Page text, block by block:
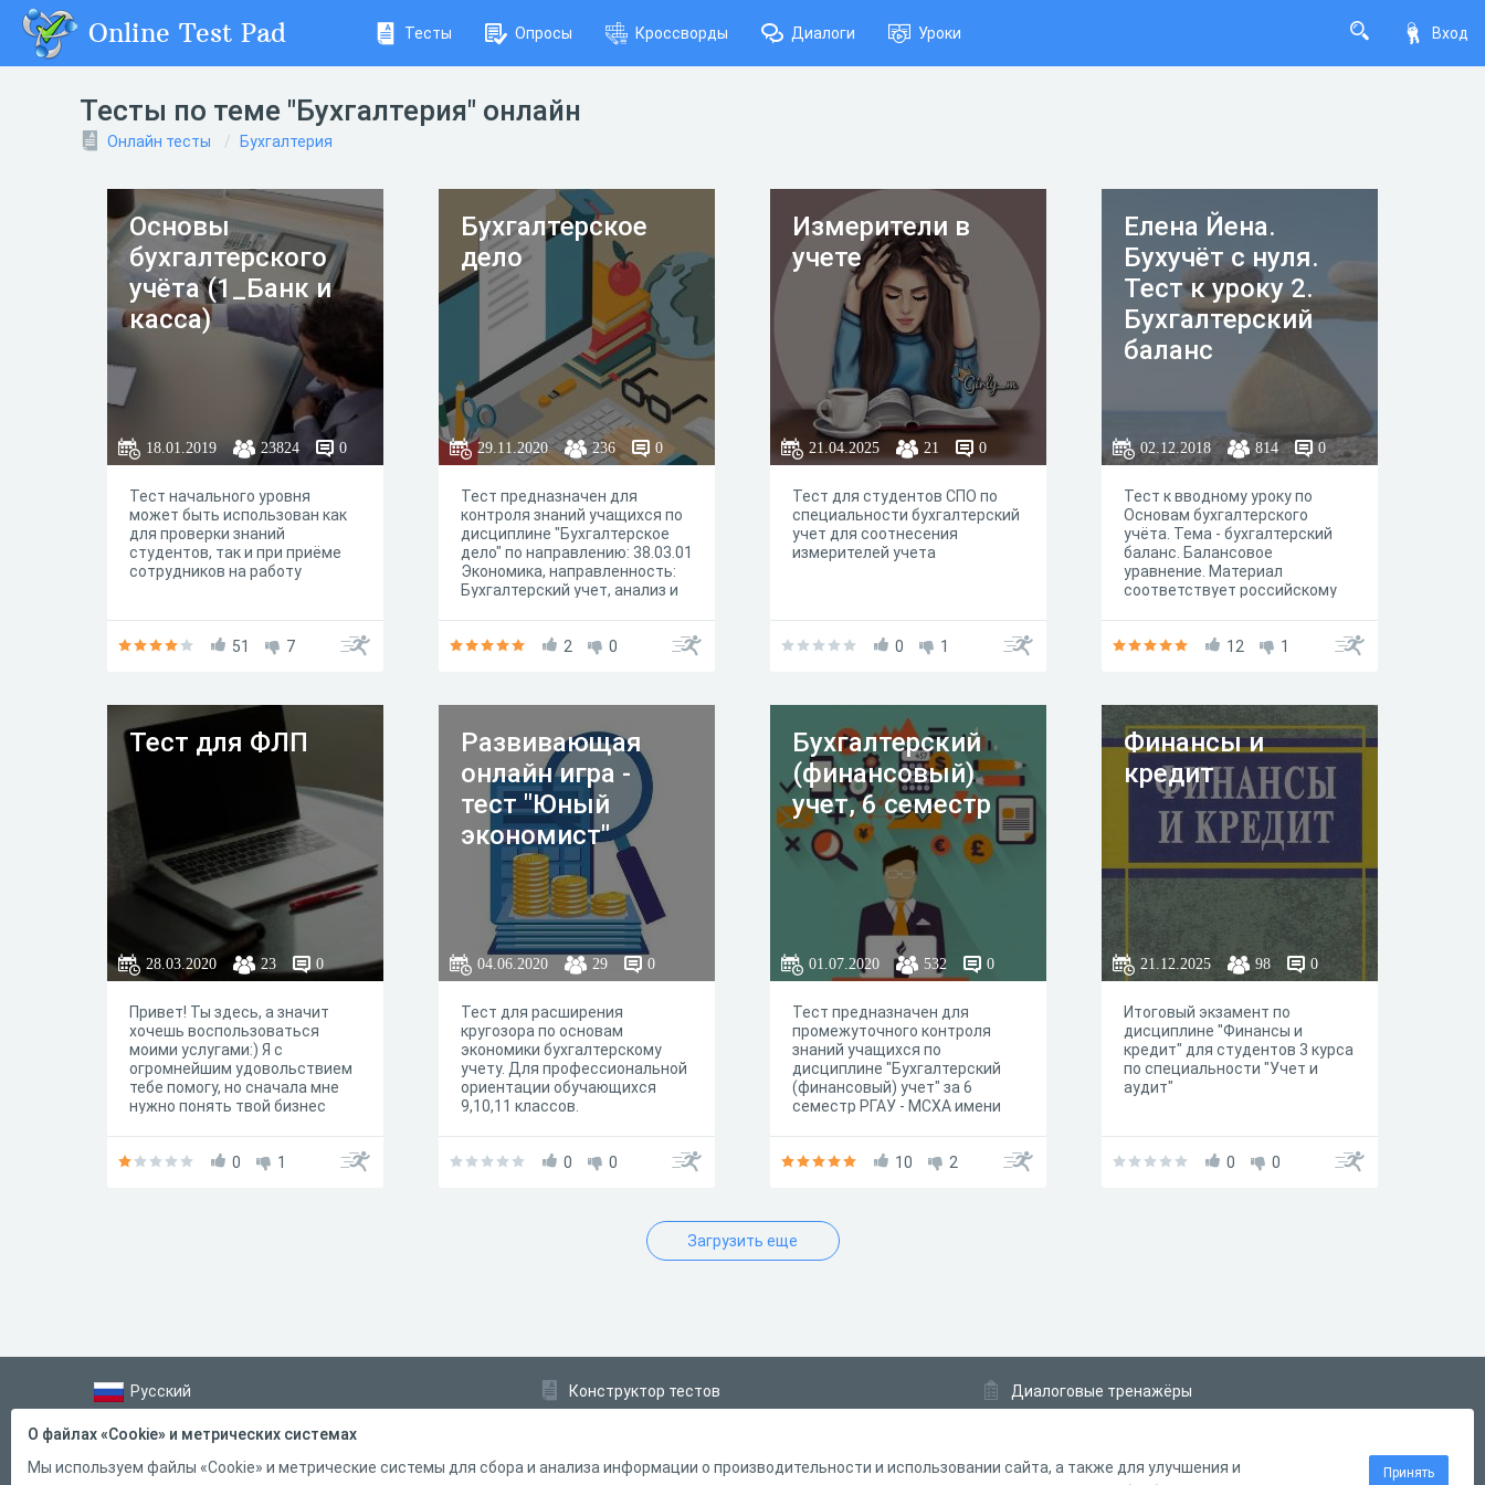
Вход
Online Test Pad Тесты Опросы Кроссворды Диалоги Уроки
Тесты по теме "Бухгалтерия" онлайн
Онлайн тесты Бухгалтерия
Основы
бухгалтерского
учёта (1_Банк и
касса)
18.01.2019 23824 0
Тест начального уровня
может быть использован как
для проверки знаний
студентов, так и при приёме
сотрудников на работу
51 7
Бухгалтерское
дело
29.11.2020 236 0
Тест предназначен для
контроля знаний учащихся по
дисциплине "Бухгалтерское
дело" по направлению: 38.03.01
Экономика, направленность:
Бухгалтерский учет, анализ и
2 0
Измерители в
учете
21.04.2025 21 0
Тест для студентов СПО по
специальности бухгалтерский
учет для соотнесения
измерителей учета
0 1
Елена Йена.
Бухучёт с нуля.
Тест к уроку 2.
Бухгалтерский
баланс
02.12.2018 814 0
Тест к вводному уроку по
Основам бухгалтерского
учёта. Тема - бухгалтерский
баланс. Балансовое
уравнение. Материал
соответствует российскому
12 1
Тест для ФЛП
28.03.2020 23 0
Привет! Ты здесь, а значит
хочешь воспользоваться
моими услугами:) Я с
огромнейшим удовольствием
тебе помогу, но сначала мне
нужно понять твой бизнес
0 1
Развивающая
онлайн игра -
тест "Юный
экономист"
04.06.2020 29 0
Тест для расширения
кругозора по основам
экономики бухгалтерскому
учету. Для профессиональной
ориентации обучающихся
9,10,11 классов.
0 0
Бухгалтерский
(финансовый)
учет, 6 семестр
01.07.2020 532 0
Тест предназначен для
промежуточного контроля
знаний учащихся по
дисциплине "Бухгалтерский
(финансовый) учет" за 6
семестр РГАУ - МСХА имени
10 2
Финансы и
кредит
21.12.2025 98 0
Итоговый экзамент по
дисциплине "Финансы и
кредит" для студентов 3 курса
по специальности "Учет и
аудит"
0 0
Загрузить еще
Русский
Справка
Форма обратной связи
Конструктор тестов
Конструктор кроссвордов
Диалоговые тренажёры
Система Дистанционного Обучения
О файлах «Cookie» и метрических системах
Мы используем файлы «Cookie» и метрические системы для сбора и анализа информации о производительности и использовании сайта, а также для улучшения и
Принять